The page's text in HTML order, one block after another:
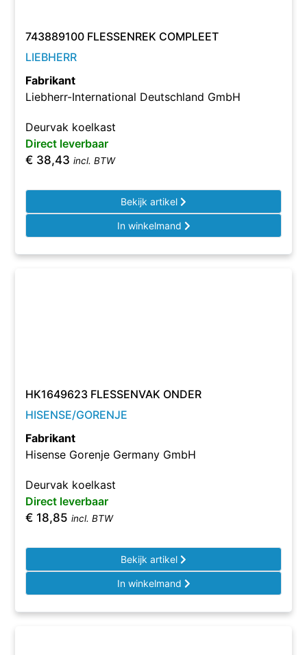
743889100 FLESSENREK COMPLEET
LIEBHERR
Fabrikant
Liebherr-International Deutschland GmbH
Deurvak koelkast
Direct leverbaar
€ 38,43 incl. BTW
Bekijk artikel
In winkelmand
HK1649623 FLESSENVAK ONDER
HISENSE/GORENJE
Fabrikant
Hisense Gorenje Germany GmbH
Deurvak koelkast
Direct leverbaar
€ 18,85 incl. BTW
Bekijk artikel
In winkelmand